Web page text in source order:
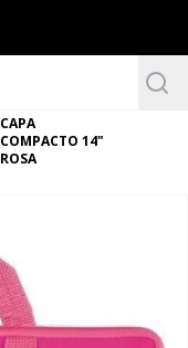
CAPA
COMPACTO 14"
ROSA